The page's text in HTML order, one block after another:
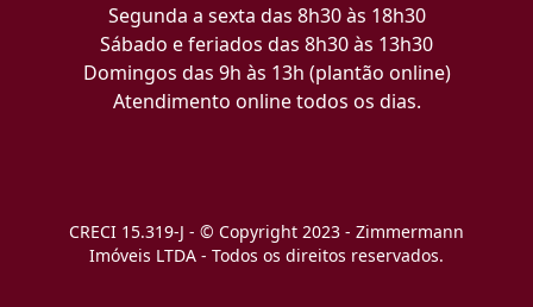
Segunda a sexta das 8h30 às 18h30
Sábado e feriados das 8h30 às 13h30
Domingos das 9h às 13h (plantão online)
Atendimento online todos os dias.
CRECI 15.319-J - © Copyright 2023 - Zimmermann
Imóveis LTDA - Todos os direitos reservados.